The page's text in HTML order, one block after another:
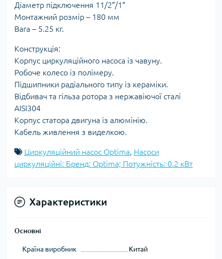
Діаметр підключення 11/2″/1″
Монтажний розмір – 180 мм
Вага – 5.25 кг.
Конструкція:
Корпус циркуляційного насоса із чавуну.
Робоче колесо із полімеру.
Підшипники радіального типу із кераміки.
Відбивач та гільза ротора з нержавіючої сталі
AISI304
Корпус статора двигуна із алюмінію.
Кабель живлення з виделкою.
Циркуляційний насос Optima Насоси
циркуляційні: Бренд: Optima; Потужність: 0.2 кВт
Характеристики
Основні
Країна виробник Китай